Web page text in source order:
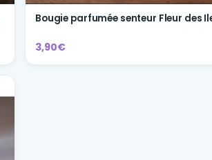
Bougie parfumée senteur Fleur des
3,90€